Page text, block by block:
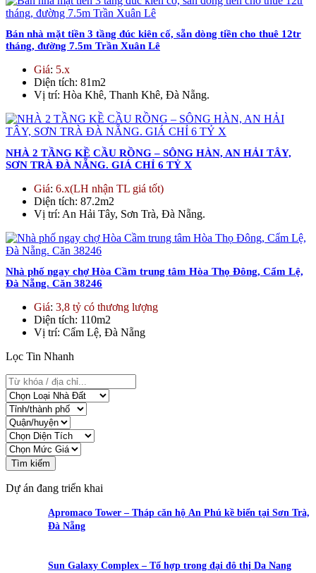
Bán nhà mặt tiền 3 tầng đúc kiên cố, sẵn dòng tiền cho thuê 12tr
tháng, đường 7.5m Trần Xuân Lê
Giá: 5.x
Diện tích: 81m2
Vị trí: Hòa Khê, Thanh Khê, Đà Nẵng.
NHÀ 2 TẦNG KỀ CẦU RỒNG – SÔNG HÀN, AN HẢI TÂY,
SƠN TRÀ ĐÀ NẴNG. GIÁ CHỈ 6 TỶ X
Giá: 6.x(LH nhận TL giá tốt)
Diện tích: 87.2m2
Vị trí: An Hải Tây, Sơn Trà, Đà Nẵng.
Nhà phố ngay chợ Hòa Cầm trung tâm Hòa Thọ Đông, Cẩm Lệ,
Đà Nẵng. Căn 38246
Giá: 3,8 tỷ có thương lượng
Diện tích: 110m2
Vị trí: Cẩm Lệ, Đà Nẵng
Lọc Tin Nhanh
Tìm kiếm
Dự án đang triển khai
Apromaco Tower – Tháp căn hộ An Phú kề biển tại Sơn Trà,
Đà Nẵng
Sun Galaxy Complex – Tổ hợp trong đại đô thị Da Nang